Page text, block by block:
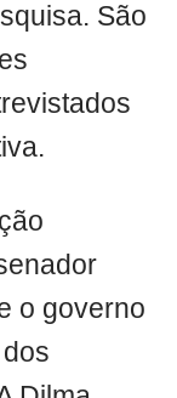
São
o governo